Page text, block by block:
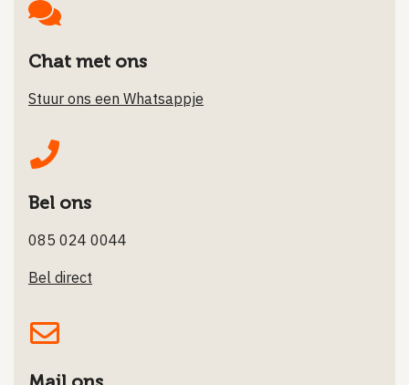
Chat met ons
Stuur ons een Whatsappje
Bel ons
085 024 0044
Bel direct